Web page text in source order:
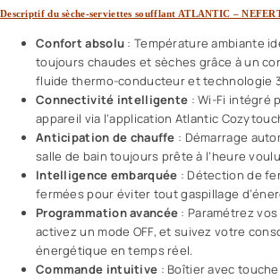
Descriptif du sèche-serviettes soufflant ATLANTIC –
Confort absolu : Température ambiante
toujours chaudes et sèches grâce à un
fluide thermo-conducteur et technologie
Connectivité intelligente : Wi-Fi intégré
appareil via l’application Atlantic
Anticipation de chauffe : Démarrage
salle de bain toujours prête à l’heure
Intelligence embarquée : Détection de
fermées pour éviter tout gaspillage
Programmation avancée : Paramétrez
activez un mode OFF, et suivez votre
énergétique en temps réel.
Commande intuitive : Boîtier avec